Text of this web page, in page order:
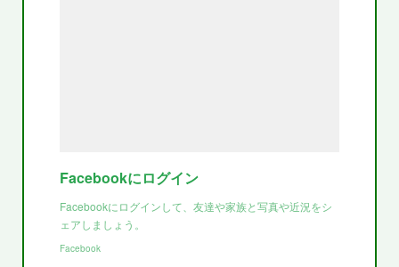
Facebookにログイン
Facebookにログインして、友達や家族と写真や近況をシ
ェアしましょう。
Facebook